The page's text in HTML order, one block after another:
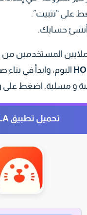
وأنشئ حسابك.
المستخدمين من
اليوم، وابدأ في
و مسلية. اضغط على
تحميل تطبيق HOLLA